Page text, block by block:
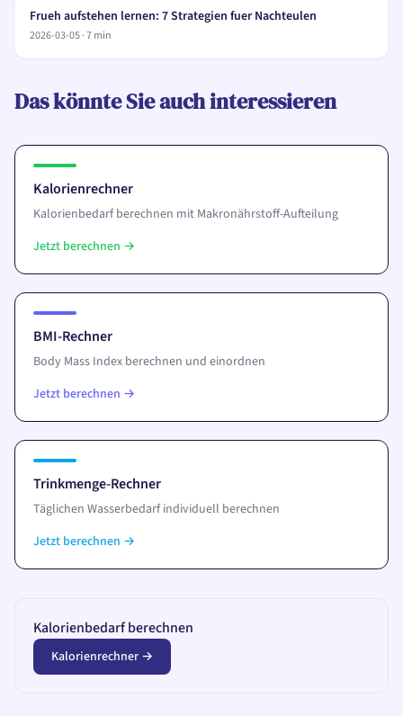
Frueh aufstehen lernen: 7 Strategien fuer Nachteulen
2026-03-05·7min
Das könnte Sie auch interessieren
Kalorienrechner
Kalorienbedarf berechnen mit Makronährstoff-Aufteilung
Jetzt berechnen →
BMI-Rechner
Body Mass Index berechnen und einordnen
Jetzt berechnen →
Trinkmenge-Rechner
Täglichen Wasserbedarf individuell berechnen
Jetzt berechnen →
Kalorienbedarf berechnen
Kalorienrechner →